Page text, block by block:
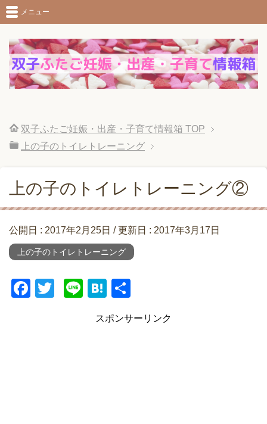
メニュー
双子ふたご妊娠・出産・子育て情報箱 TOP
上の子のトイレトレーニング
上の子のトイレトレーニング②
公開日 : 2017年2月25日 / 更新日 : 2017年3月17日
上の子のトイレトレーニング
F
Li
H
e
スポンサーリンク